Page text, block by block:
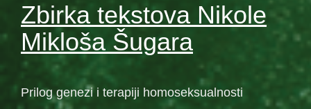
Zbirka tekstova Nikole
Mikloša Šugara
Prilog genezi i terapiji homoseksualnosti